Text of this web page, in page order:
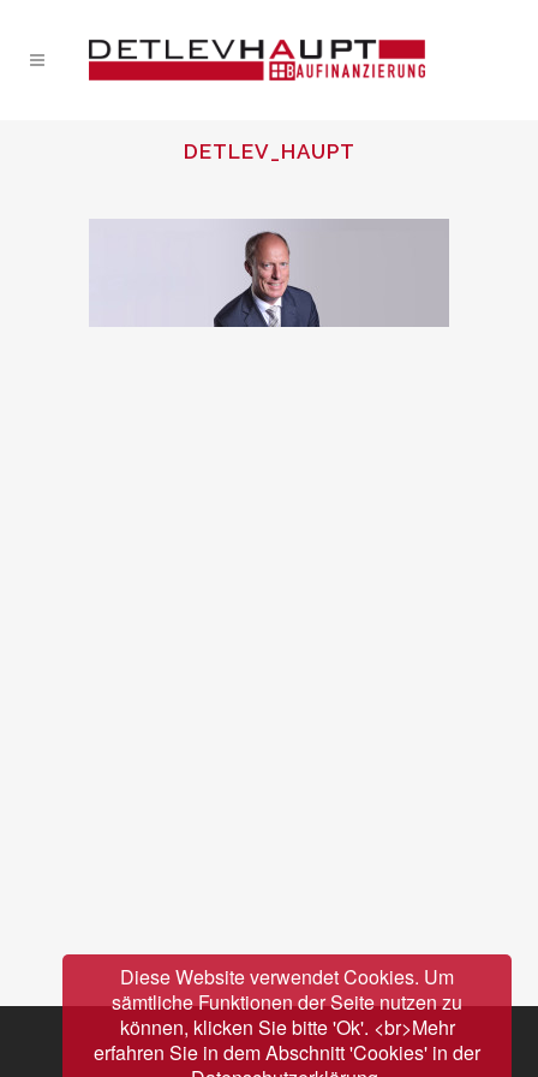
DETLEV_HAUPT
Diese Website verwendet Cookies. Um
sämtliche Funktionen der Seite nutzen zu
können, klicken Sie bitte 'Ok'. <br>Mehr
erfahren Sie in dem Abschnitt 'Cookies' in der